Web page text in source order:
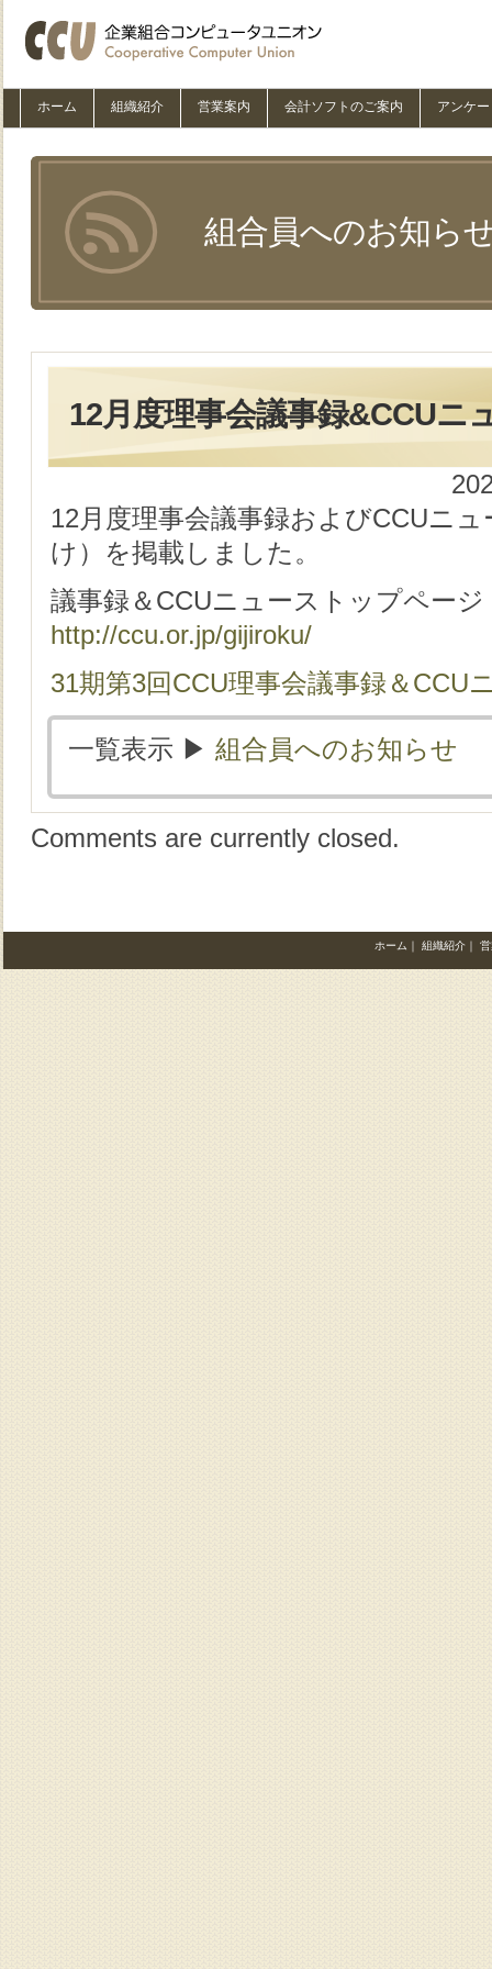
ホーム 組織紹介 営業案内 会計ソフトのご案内 アンケ
組合員へのお知ら
12月度理事会議事録&CCUニ
12月度理事会議事録およびCCUニュ
け）を掲載しました。
議事録＆CCUニューストップページ
http://ccu.or.jp/gijiroku/
31期第3回CCU理事会議事録＆CCU
一覧表示 ▶︎ 組合員へのお知らせ
Comments are currently closed.
ホーム ｜ 組織紹介 ｜